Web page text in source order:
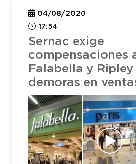
04/08/2020
17:54
Sernac exige
compensaciones
Falabella y
demoras en